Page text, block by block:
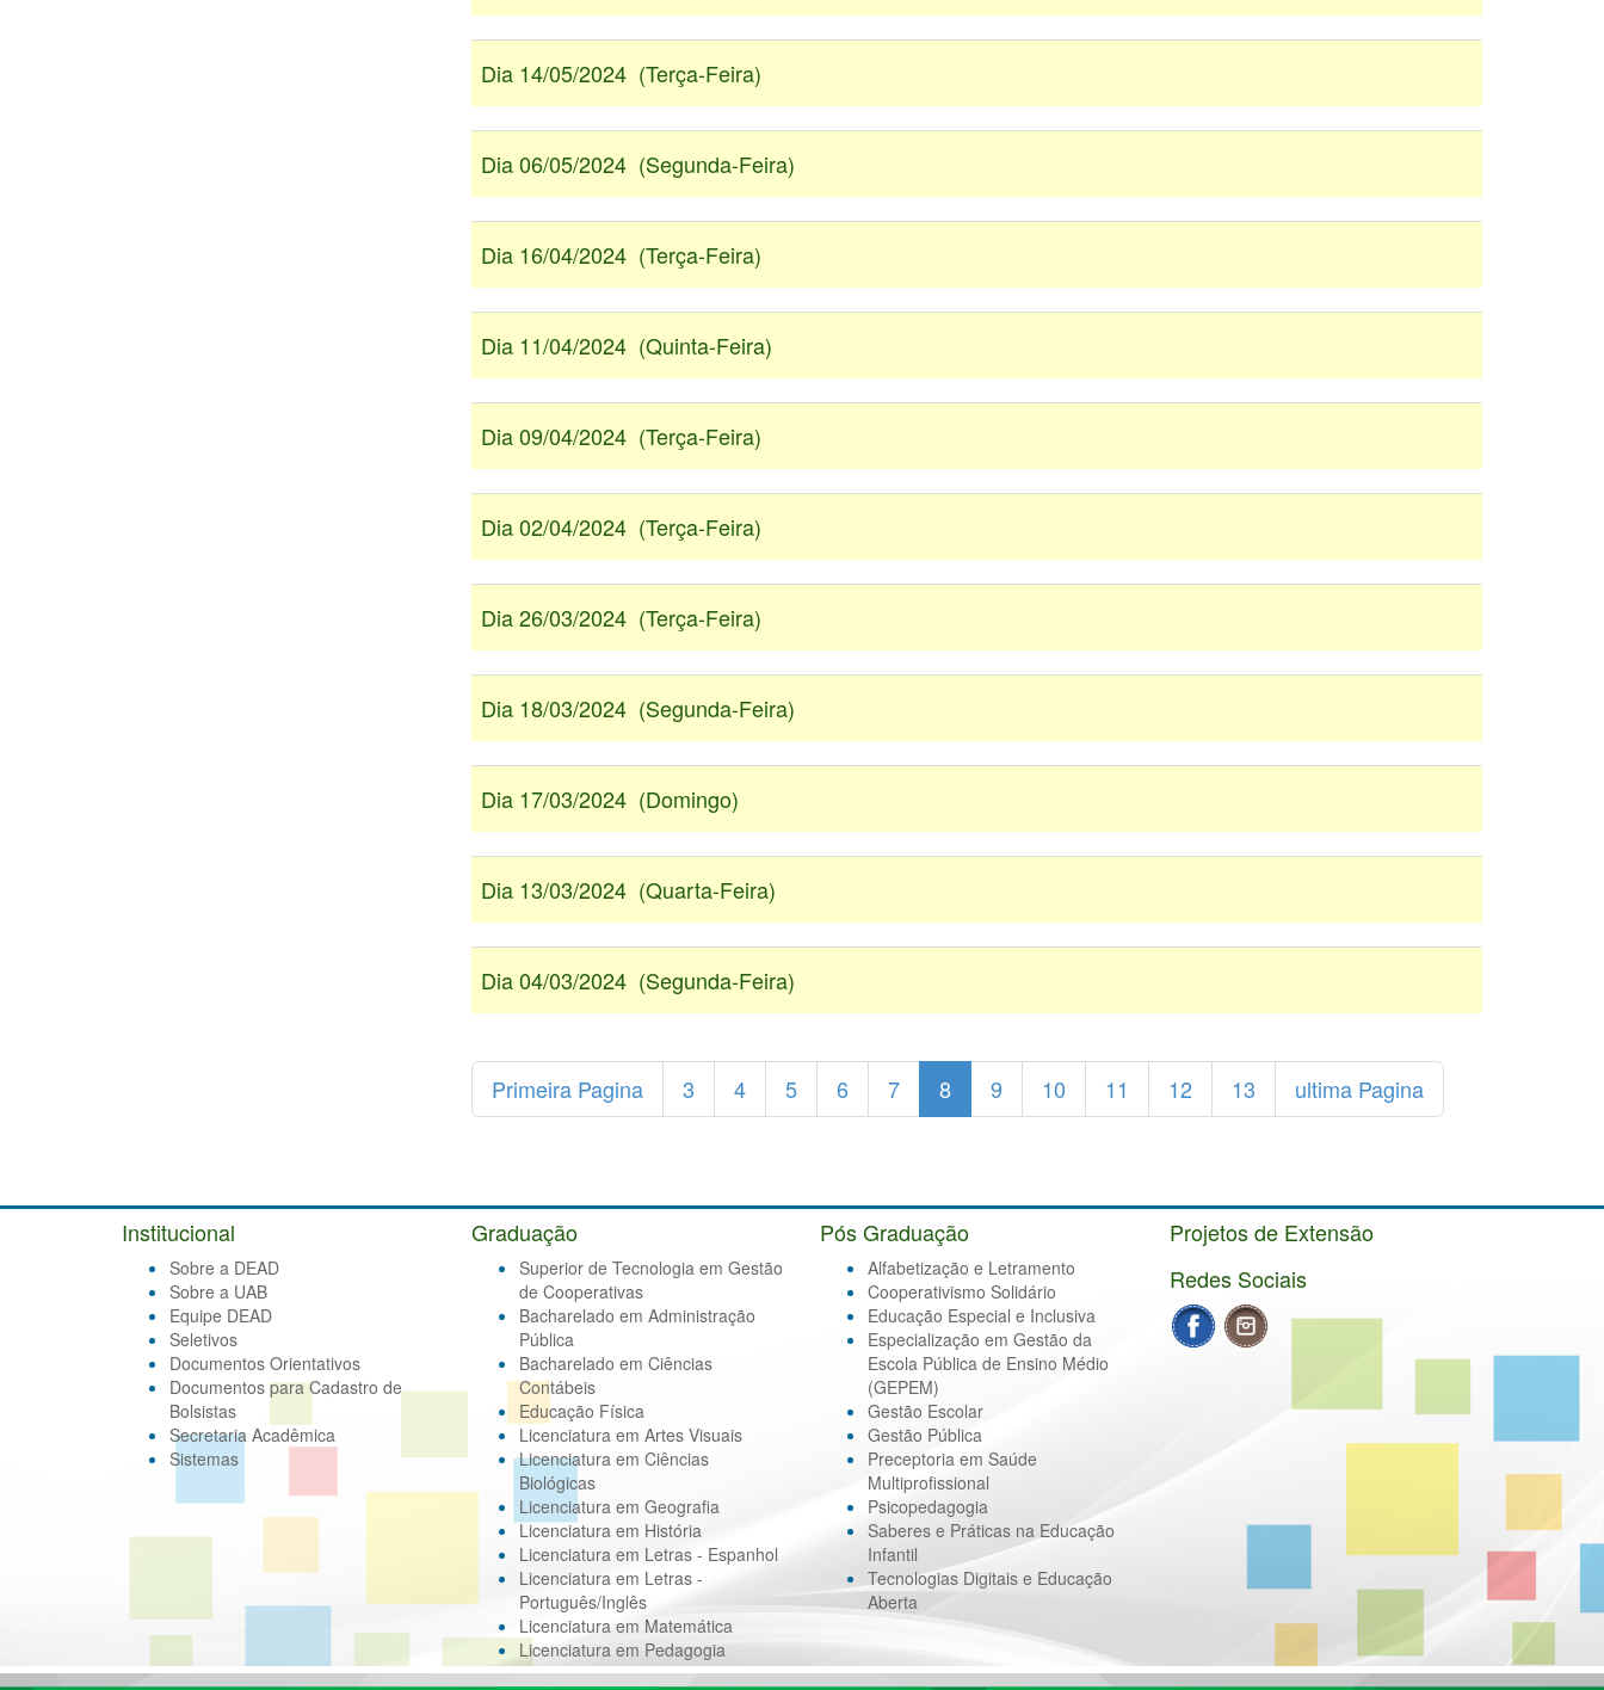
Dia 14/05/2024 (Terça-Feira)
Dia 06/05/2024 (Segunda-Feira)
Dia 16/04/2024 (Terça-Feira)
Dia 11/04/2024 (Quinta-Feira)
Dia 09/04/2024 (Terça-Feira)
Dia 02/04/2024 (Terça-Feira)
Dia 26/03/2024 (Terça-Feira)
Dia 18/03/2024 (Segunda-Feira)
Dia 17/03/2024 (Domingo)
Dia 13/03/2024 (Quarta-Feira)
Dia 04/03/2024 (Segunda-Feira)
Primeira Pagina 3 4 5 6 7 8 9 10 11 12 13 ultima Pagina
Institucional
Sobre a DEAD
Sobre a UAB
Equipe DEAD
Seletivos
Documentos Orientativos
Documentos para Cadastro de
Bolsistas
Secretaria Acadêmica
Sistemas
Graduação
Superior de Tecnologia em Gestão
de Cooperativas
Bacharelado em Administração
Pública
Bacharelado em Ciências
Contábeis
Educação Física
Licenciatura em Artes Visuais
Licenciatura em Ciências
Biológicas
Licenciatura em Geografia
Licenciatura em História
Licenciatura em Letras - Espanhol
Licenciatura em Letras -
Português/Inglês
Licenciatura em Matemática
Licenciatura em Pedagogia
Pós Graduação
Alfabetização e Letramento
Cooperativismo Solidário
Educação Especial e Inclusiva
Especialização em Gestão da
Escola Pública de Ensino Médio
(GEPEM)
Gestão Escolar
Gestão Pública
Preceptoria em Saúde
Multiprofissional
Psicopedagogia
Saberes e Práticas na Educação
Infantil
Tecnologias Digitais e Educação
Aberta
Projetos de Extensão
Redes Sociais